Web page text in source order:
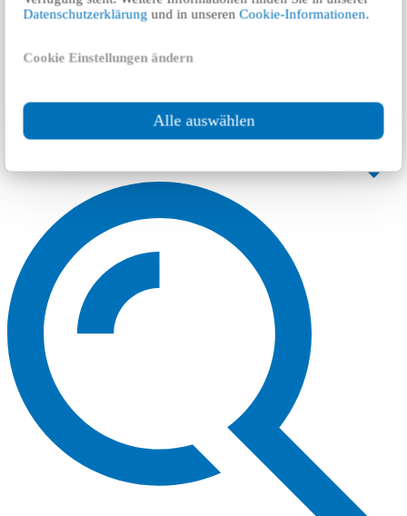
Datenschutzerklärung und in unserenCookie-Informationen.
Cookie Einstellungen ändern
Alle auswählen